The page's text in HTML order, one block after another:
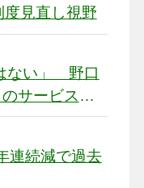
見直し視野
ない」 野口
サービス基
連続減で過去